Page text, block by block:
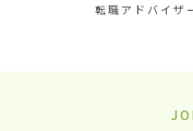
転職アドバイザ